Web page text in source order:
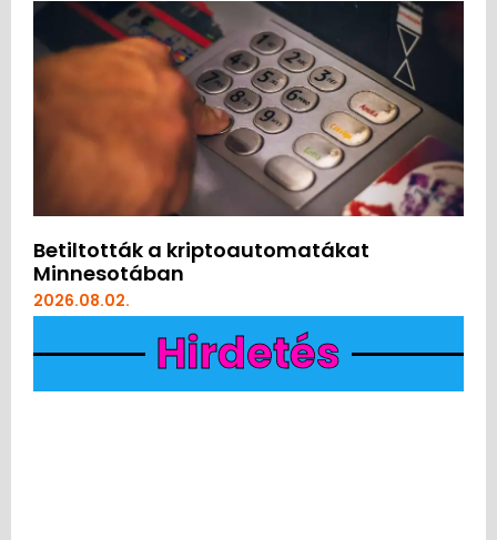
Betiltották a kriptoautomatákat
Minnesotában
2026.08.02.
Hirdetés